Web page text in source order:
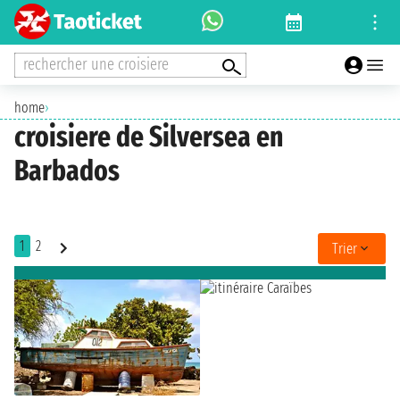
rechercher une croisiere
home›
croisiere de Silversea en
Barbados
1 2 Trier